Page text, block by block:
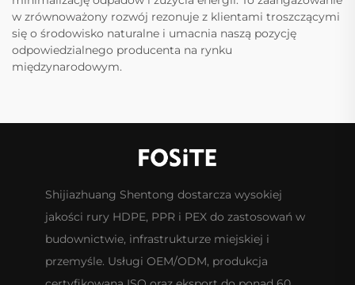
w zrównoważony rozwój rezonuje z klientami troszczącymi
się o środowisko naturalne i umacnia naszą pozycję
odpowiedzialnego producenta na rynku
międzynarodowym.
Shijiazhuang Shentong dostarcza wysokiej
jakości rury HDPE, PPR i PEX do zastosowań w
budownictwie, infrastrukturze miejskiej i
przemyśle. Usługi OEM/ODM, produkcja